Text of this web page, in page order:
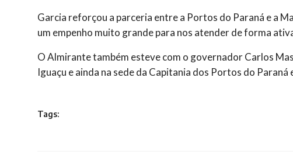
Garcia reforçou a parceria entre a Portos do Paraná e a
um empenho muito grande para nos atender de forma
O Almirante também esteve com o governador Carlos
Iguaçu e ainda na sede da Capitania dos Portos do Paraná
Tags: